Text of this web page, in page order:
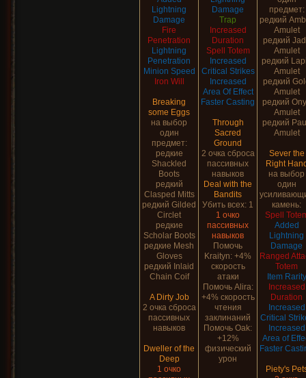
Lightning
Damage
Fire
Penetration
Lightning
Penetration
Minion Speed
Iron Will
Breaking
some Eggs
на выбор
один
предмет:
редкие
Shackled
Boots
редкий
Clasped Mitts
редкий Gilded
Circlet
редкие
Scholar Boots
редкие Mesh
Gloves
редкий Inlaid
Chain Coif
A Dirty Job
2 очка сброса
пассивных
навыков
Dweller of the
Deep
1 очко
Damage
Trap
Increased
Duration
Spell Totem
Increased
Critical Strikes
Increased
Area Of Effect
Faster Casting
Through
Sacred
Ground
2 очка сброса
пассивных
навыков
Deal with the
Bandits
Убить всех: 1
1 очко
пассивных
навыков
Помочь
Kraityn: +4%
скорость
атаки
Помочь Alira:
+4% скорость
чтения
заклинаний
Помочь Oak:
+12%
физический
урон
предмет:
редкий
Amulet
редкий
Amulet
редкий
Amulet
редкий
Amulet
редкий
Amulet
редкий
Amulet
Sever the
Right
на выбор
один
камень:
Spell
Added
Lightning
Damage
Ranged
Totem
Item Rarity
Increased
Duration
Increased
Critical
Increased
Area of
Faster
Piety's